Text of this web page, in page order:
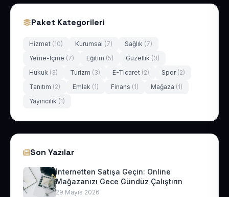
Paket Kategorileri
Hizmet (10) Kurumsal (7) Sağlık (7)
Yeme-İçme (7) Eğitim (5) Güzellik (3)
Hukuk (3) Turizm (3) E-Ticaret (2) Spor (2)
Tanıtım (2) Emlak (1) Finans (1) Mağaza (1)
Yayıncılık (1)
Son Yazılar
İnternetten Satışa Geçin: Online
Mağazanızı Gece Gündüz Çalıştırın
29 Mayıs 2026